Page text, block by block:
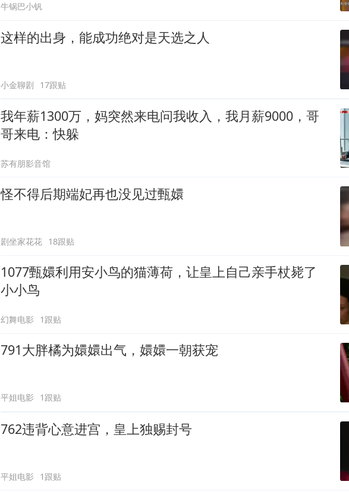
牛锅巴小钒
这样的出身，能成功绝对是天选之人
小金聊剧 17跟贴
我年薪1300万，妈突然来电问我收入，我月薪9000，哥
哥来电：快躲
苏有朋影音馆
怪不得后期端妃再也没见过甄嬛
剧坐家花花 18跟贴
1077甄嬛利用安小鸟的猫薄荷，让皇上自己亲手杖毙了
小小鸟
幻舞电影 1跟贴
791大胖橘为嬛嬛出气，嬛嬛一朝获宠
平姐电影 1跟贴
762违背心意进宫，皇上独赐封号
平姐电影 1跟贴